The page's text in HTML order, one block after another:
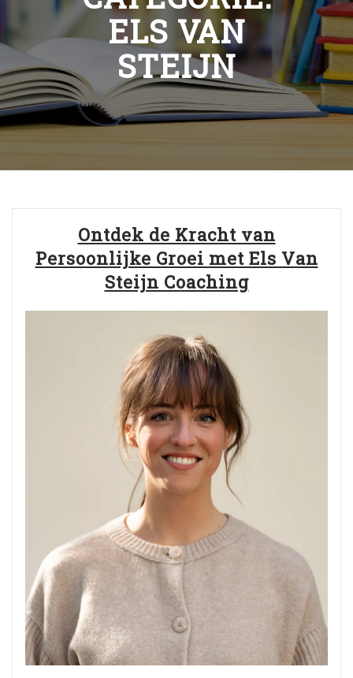
ELS VAN
STEIJN
Ontdek de Kracht van
Persoonlijke Groei met Els Van
Steijn Coaching